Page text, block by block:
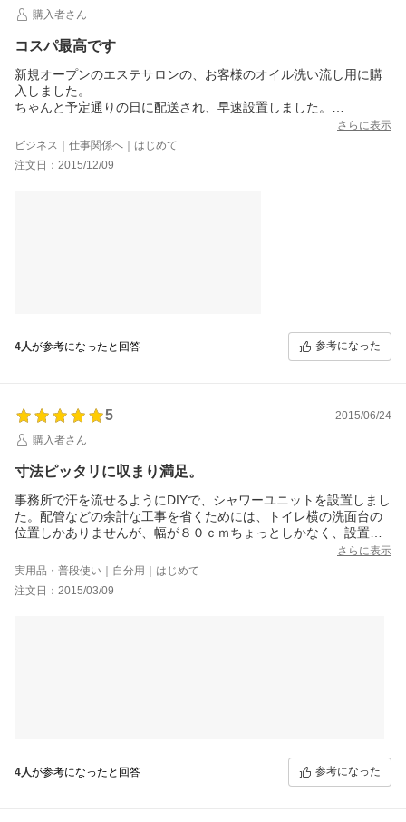
購入者さん
コスパ最高です
新規オープンのエステサロンの、お客様のオイル洗い流し用に購
入しました。
ちゃんと予定通りの日に配送され、早速設置しました。
購入前に図面で詳細なサイズがわかっていたこともあり、設置も
簡単にできました。
価格からは想像できないくらいクオリティが高く、非常に満足し
ています。
さらに表示
ビジネス｜仕事関係へ｜はじめて
注文日：2015/12/09
4人が参考になったと回答 参考になった
5
2015/06/24
購入者さん
寸法ピッタリに収まり満足。
事務所で汗を流せるようにDIYで、シャワーユニットを設置しまし
た。配管などの余計な工事を省くためには、トイレ横の洗面台の
位置しかありませんが、幅が８０ｃｍちょっとしかなく、設置で
きる製品選びには時間をかけ、外国製も検討しましたが、日本の
会社の製品が安心だろうと思い、日比野化学さんの0708ver2を注
文しました。蛇口やドアや換気ファンなども日本のメーカーの物
が使われているので、値段の割にちゃんとしていて、良かったで
さらに表示
実用品・普段使い｜自分用｜はじめて
注文日：2015/03/09
4人が参考になったと回答 参考になった